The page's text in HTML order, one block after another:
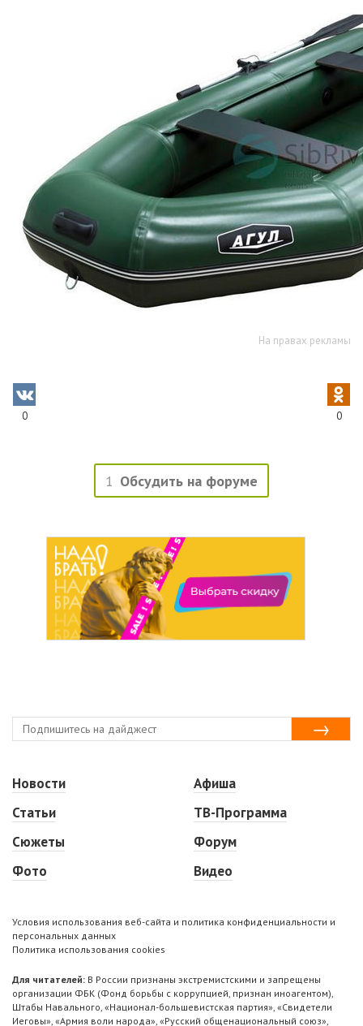
На правах рекламы
0 0
1 Обсудить на форуме
Новости
Статьи
Сюжеты
Фото
Афиша
ТВ-Программа
Форум
Видео
Условия использования веб-сайта и политика конфиденциальности и
персональных данных
Политика использования cookies
Для читателей: В России признаны экстремистскими и запрещены
организации ФБК (Фонд борьбы с коррупцией, признан иноагентом),
Штабы Навального, «Национал-большевистская партия», «Свидетели
Иеговы», «Армия воли народа», «Русский общенациональный союз»,